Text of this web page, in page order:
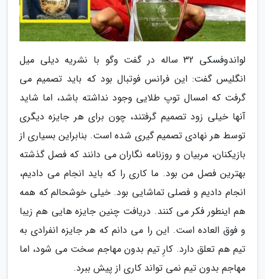
لواندوفسکی 32 ساله در گفت وگو با نشریه دیلی میل
انگلیس گفت: این فرانس فوتبال بود که باید تصمیم می
گرفت که امسال توپ طلایی وجود نداشته باشد، اما شاید
آنها خیلی زود تصمیم گرفتند، چون برای هر جایزه دیگری
توسط هر نهادی تصمیم گیری شده است. بنابراین بسیاری از
بازیکنان، مربیان و روزنامه نگاران می دانند که فصل گذشته
بهترین فصل من بود. ما کاری را که باید انجام می دادیم،
انجام دادیم و فصلی تماشایی بود. خیلی خوشحالم که همه
هم اینطور فکر می کنند. دریافت چنین جایزه هایی هم زیبا
و فوق العاده است. این را می دانم که هر جایزه انفرادی به
تیم هم تعلق دارد. کارِ تیم بدون مهاجم سخت می شود، اما
مهاجم بدون تیم نمی تواند کاری از پیش ببرد.